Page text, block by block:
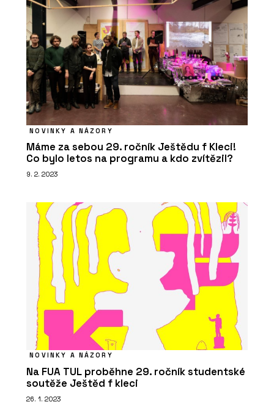
NOVINKY A NÁZORY
Máme za sebou 29. ročník Ještědu f Kleci!
Co bylo letos na programu a kdo zvítězil?
9. 2. 2023
NOVINKY A NÁZORY
Na FUA TUL proběhne 29. ročník studentské
soutěže Ještěd f kleci
26. 1. 2023